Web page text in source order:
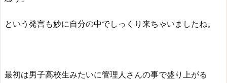
という発言も妙に自分の中でしっくり来ちゃいましたね。
最初は男子高校生みたいに管理人さんの事で盛り上がる